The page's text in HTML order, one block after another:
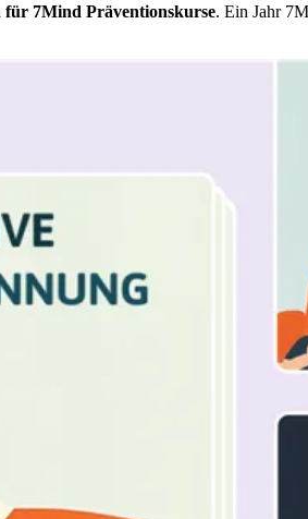
für 7Mind Präventionskurse. Ein Jahr